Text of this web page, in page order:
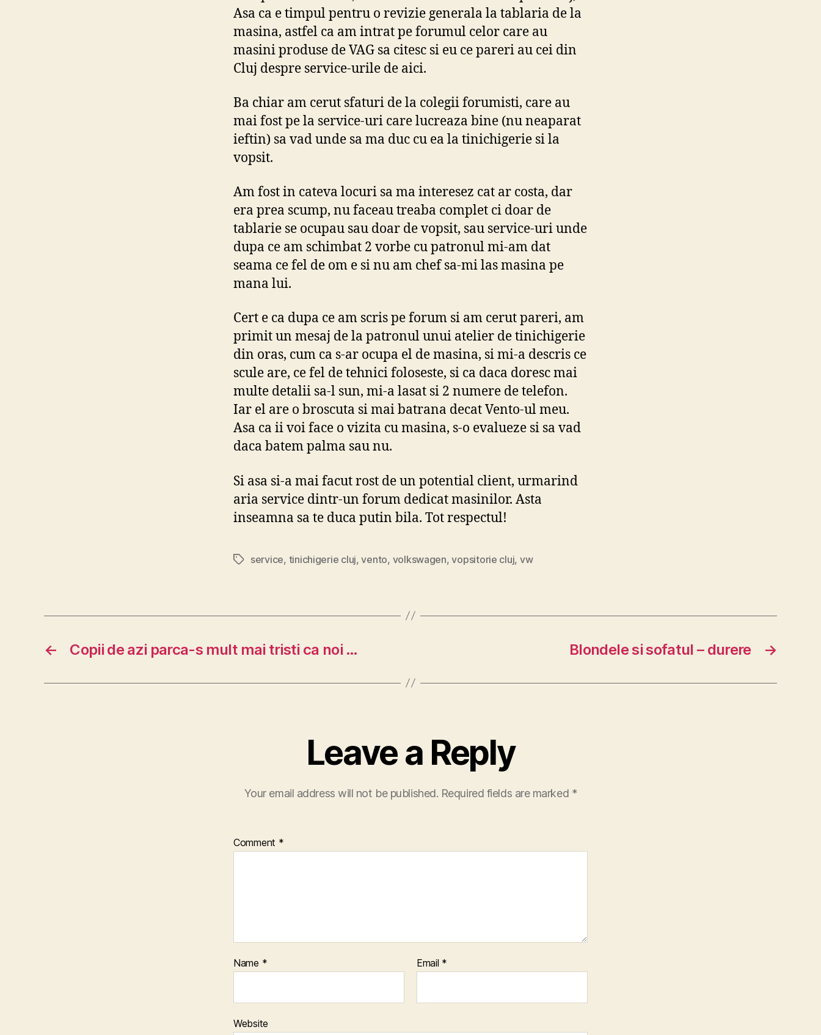
Asa ca e timpul pentru o revizie generala la tablaria de la
masina, astfel ca am intrat pe forumul celor care au
masini produse de VAG sa citesc si eu ce pareri au cei din
Cluj despre service-urile de aici.
Ba chiar am cerut sfaturi de la colegii forumisti, care au
mai fost pe la service-uri care lucreaza bine (nu neaparat
ieftin) sa vad unde sa ma duc cu ea la tinichigerie si la
vopsit.
Am fost in cateva locuri sa ma interesez cat ar costa, dar
era prea scump, nu faceau treaba complet ci doar de
tablarie se ocupau sau doar de vopsit, sau service-uri unde
dupa ce am schimbat 2 vorbe cu patronul mi-am dat
seama ce fel de om e si nu am chef sa-mi las masina pe
mana lui.
Cert e ca dupa ce am scris pe forum si am cerut pareri, am
primit un mesaj de la patronul unui atelier de tinichigerie
din oras, cum ca s-ar ocupa el de masina, si mi-a descris ce
scule are, ce fel de tehnici foloseste, si ca daca doresc mai
multe detalii sa-l sun, mi-a lasat si 2 numere de telefon.
Iar el are o broscuta si mai batrana decat Vento-ul meu.
Asa ca ii voi face o vizita cu masina, s-o evalueze si sa vad
daca batem palma sau nu.
Si asa si-a mai facut rost de un potential client, urmarind
aria service dintr-un forum dedicat masinilor. Asta
inseamna sa te duca putin bila. Tot respectul!
Tagsservice, tinichigerie cluj,vento, volkswagen,vopsitorie cluj, vw
← Copii de azi parca-s mult mai tristi ca noi … →
Blondele si sofatul – durere
Leave a Reply
Your email address will not be published. Required fields are marked *
Comment *
Name * Email *
Website